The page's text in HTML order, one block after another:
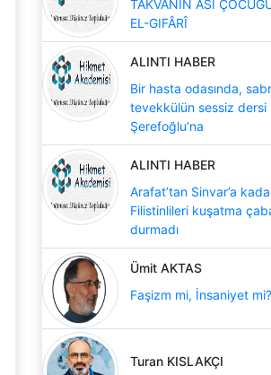
TAKVÂNIN ASİ
EL-GIFÂRÎ
ALINTI HABER
Bir hasta odasında,
tevekkülün sessiz dersi
Şerefoğlu’na
ALINTI HABER
Arafat’tan Sinvar’a
Filistinlileri kuşatma
durmadı
Ümit AKTAS
Faşizm mi, İnsaniyet mi?
Turan KISLAKÇI